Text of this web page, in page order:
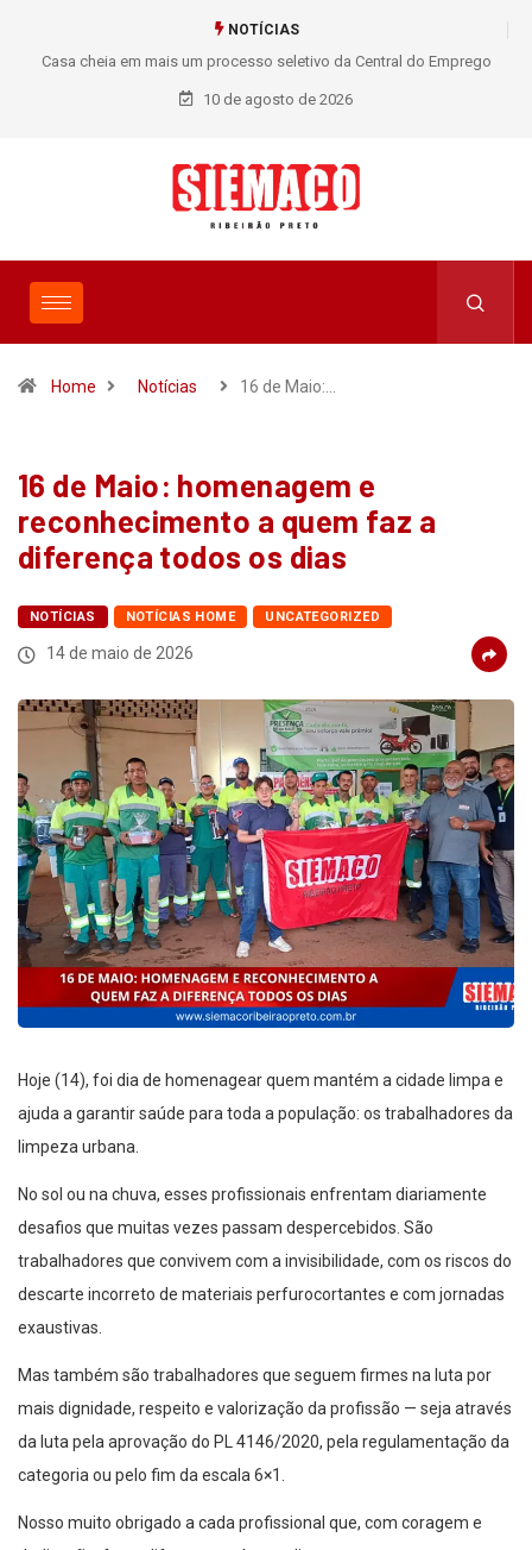
NOTÍCIAS
Casa cheia em mais um processo seletivo da Central do Emprego
SIEMACO!
10 de agosto de 2026
Home Notícias 16 de Maio:…
16 de Maio: homenagem e
reconhecimento a quem faz a
diferença todos os dias
NOTÍCIAS NOTÍCIAS HOME UNCATEGORIZED
14 de maio de 2026
Hoje (14), foi dia de homenagear quem mantém a cidade limpa e
ajuda a garantir saúde para toda a população: os trabalhadores da
limpeza urbana.
No sol ou na chuva, esses profissionais enfrentam diariamente
desafios que muitas vezes passam despercebidos. São
trabalhadores que convivem com a invisibilidade, com os riscos do
descarte incorreto de materiais perfurocortantes e com jornadas
exaustivas.
Mas também são trabalhadores que seguem firmes na luta por
mais dignidade, respeito e valorização da profissão — seja através
da luta pela aprovação do PL 4146/2020, pela regulamentação da
categoria ou pelo fim da escala 6×1.
Nosso muito obrigado a cada profissional que, com coragem e